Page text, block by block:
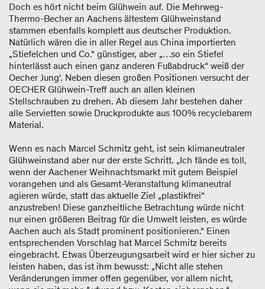
Doch es hört nicht beim Glühwein auf. Die Mehrweg-
Thermo-Becher an Aachens ältestem Glühweinstand
stammen ebenfalls komplett aus deutscher Produktion.
Natürlich wären die in aller Regel aus China importierten
„Stiefelchen und Co.“ günstiger, aber „…so ein Stiefel
hinterlässt auch einen ganz anderen Fußabdruck“ weiß der
Oecher Jung‘. Neben diesen großen Positionen versucht der
OECHER Glühwein-Treff auch an allen kleinen
Stellschrauben zu drehen. Ab diesem Jahr bestehen daher
alle Servietten sowie Druckprodukte aus 100% recyclebarem
Material.
Wenn es nach Marcel Schmitz geht, ist sein klimaneutraler
Glühweinstand aber nur der erste Schritt. „Ich fände es toll,
wenn der Aachener Weihnachtsmarkt mit gutem Beispiel
vorangehen und als Gesamt-Veranstaltung klimaneutral
agieren würde, statt das aktuelle Ziel „plastikfrei“
anzustreben! Diese ganzheitliche Betrachtung würde nicht
nur einen größeren Beitrag für die Umwelt leisten, es würde
Aachen auch als Stadt prominent positionieren.“ Einen
entsprechenden Vorschlag hat Marcel Schmitz bereits
eingebracht. Etwas Überzeugungsarbeit wird er hier sicher zu
leisten haben, das ist ihm bewusst: „Nicht alle stehen
Veränderungen immer offen gegenüber, vor allem nicht,